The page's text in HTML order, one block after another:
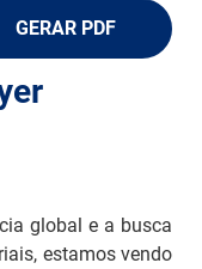
GERAR PDF
global e a busca
estamos vendo